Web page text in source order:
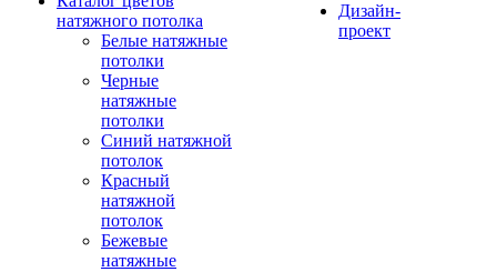
натяжного потолка
Белые натяжные
потолки
Черные
натяжные
потолки
Синий натяжной
потолок
Красный
натяжной
потолок
Бежевые
натяжные
Дизайн-
проект